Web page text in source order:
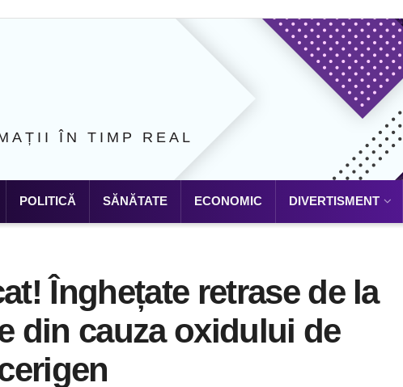
ÎN TIMP REAL
POLITICĂ SĂNĂTATE ECONOMIC DIVERTISMENT
Înghețate retrase de la
din cauza oxidului de